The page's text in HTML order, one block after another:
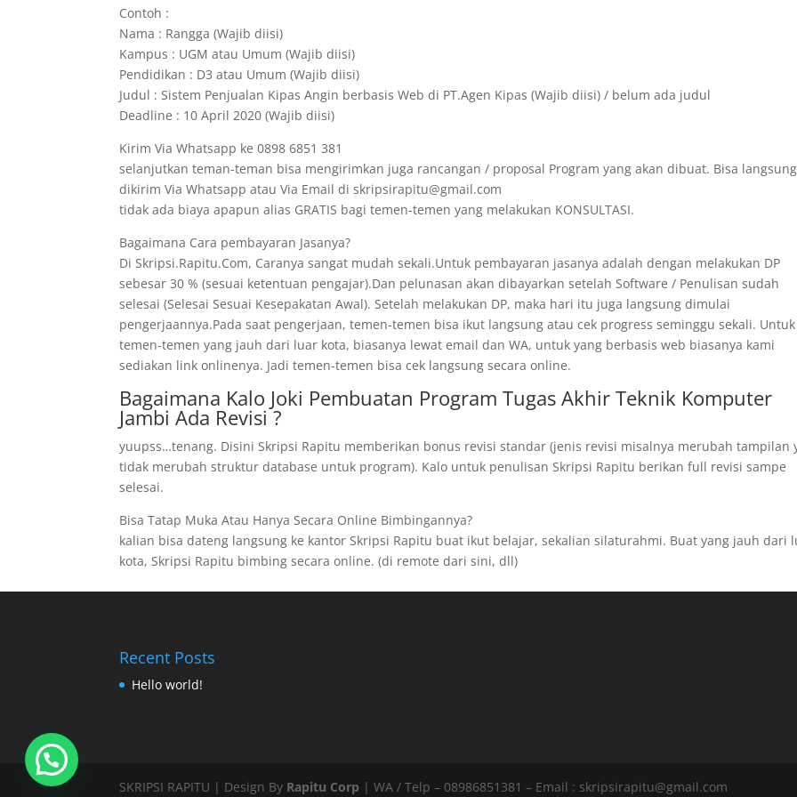
Contoh :
Nama : Rangga (Wajib diisi)
Kampus : UGM atau Umum (Wajib diisi)
Pendidikan : D3 atau Umum (Wajib diisi)
Judul : Sistem Penjualan Kipas Angin berbasis Web di PT.Agen Kipas (Wajib diisi) / belum ada judul
Deadline : 10 April 2020 (Wajib diisi)
Kirim Via Whatsapp ke 0898 6851 381
selanjutkan teman-teman bisa mengirimkan juga rancangan / proposal Program yang akan dibuat. Bisa langsung
dikirim Via Whatsapp atau Via Email di skripsirapitu@gmail.com
tidak ada biaya apapun alias GRATIS bagi temen-temen yang melakukan KONSULTASI.
Bagaimana Cara pembayaran Jasanya?
Di Skripsi.Rapitu.Com, Caranya sangat mudah sekali.Untuk pembayaran jasanya adalah dengan melakukan DP
sebesar 30 % (sesuai ketentuan pengajar).Dan pelunasan akan dibayarkan setelah Software / Penulisan sudah
selesai (Selesai Sesuai Kesepakatan Awal). Setelah melakukan DP, maka hari itu juga langsung dimulai
pengerjaannya.Pada saat pengerjaan, temen-temen bisa ikut langsung atau cek progress seminggu sekali. Untuk
temen-temen yang jauh dari luar kota, biasanya lewat email dan WA, untuk yang berbasis web biasanya kami
sediakan link onlinenya. Jadi temen-temen bisa cek langsung secara online.
Bagaimana Kalo Joki Pembuatan Program Tugas Akhir Teknik Komputer
Jambi Ada Revisi ?
yuupss…tenang. Disini Skripsi Rapitu memberikan bonus revisi standar (jenis revisi misalnya merubah tampilan
tidak merubah struktur database untuk program). Kalo untuk penulisan Skripsi Rapitu berikan full revisi sampe
selesai.
Bisa Tatap Muka Atau Hanya Secara Online Bimbingannya?
kalian bisa dateng langsung ke kantor Skripsi Rapitu buat ikut belajar, sekalian silaturahmi. Buat yang jauh dari
kota, Skripsi Rapitu bimbing secara online. (di remote dari sini, dll)
Recent Posts
Hello world!
SKRIPSI RAPITU | Design By Rapitu Corp | WA / Telp – 08986851381 – Email : skripsirapitu@gmail.com